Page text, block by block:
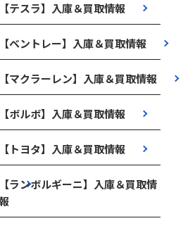
【テスラ】入庫＆買取情報
【ベントレー】入庫＆買取情報
【マクラーレン】入庫＆買取情報
【ボルボ】入庫＆買取情報
【トヨタ】入庫＆買取情報
【ランボルギーニ】入庫＆買取情